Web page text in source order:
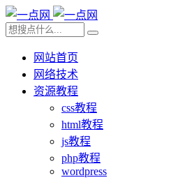
网站首页
网络技术
资源教程
css教程
html教程
js教程
php教程
wordpress